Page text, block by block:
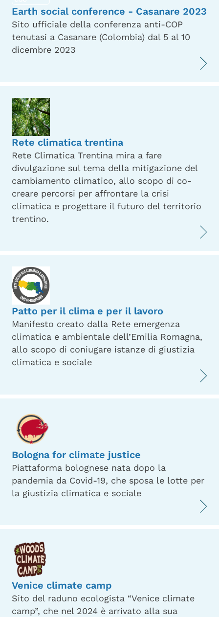
Earth social conference - Casanare 2023
Sito ufficiale della conferenza anti-COP
tenutasi a Casanare (Colombia) dal 5 al 10
dicembre 2023
Rete climatica trentina
Rete Climatica Trentina mira a fare
divulgazione sul tema della mitigazione del
cambiamento climatico, allo scopo di co-
creare percorsi per affrontare la crisi
climatica e progettare il futuro del territorio
trentino.
Patto per il clima e per il lavoro
Manifesto creato dalla Rete emergenza
climatica e ambientale dell’Emilia Romagna,
allo scopo di coniugare istanze di giustizia
climatica e sociale
Bologna for climate justice
Piattaforma bolognese nata dopo la
pandemia da Covid-19, che sposa le lotte per
la giustizia climatica e sociale
Venice climate camp
Sito del raduno ecologista “Venice climate
camp”, che nel 2024 è arrivato alla sua